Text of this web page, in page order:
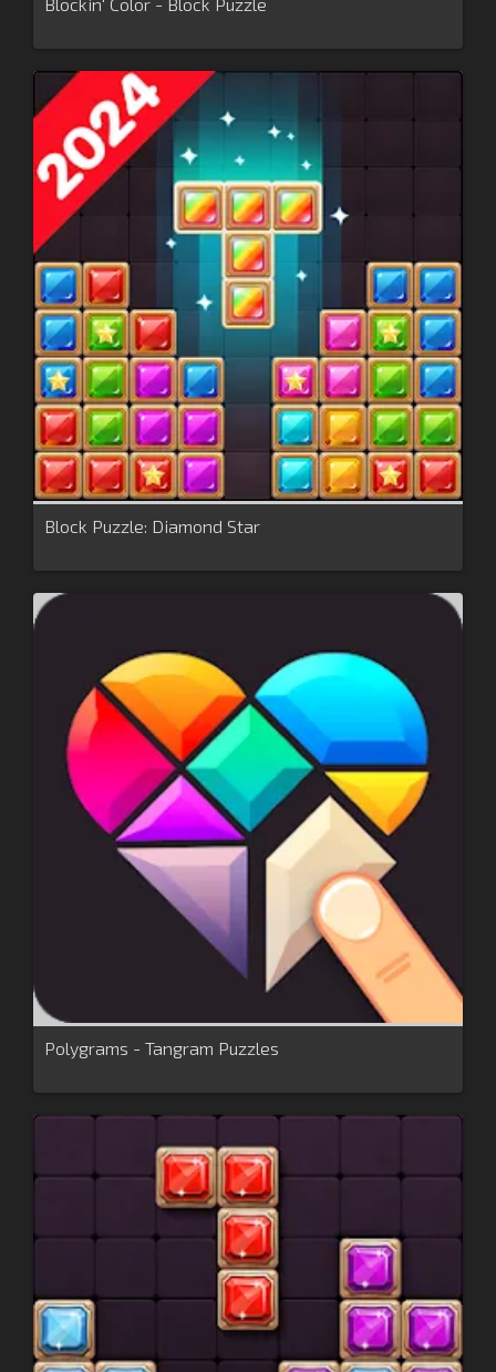
Block Puzzle: Diamond Star
Polygrams - Tangram Puzzles